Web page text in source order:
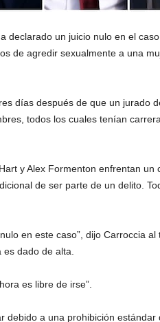
declarado un juicio nulo en el
​​de agredir sexualmente a una
días después de que un jurado
todos los cuales tenían
y Alex Formenton enfrentan un
de ser parte de un delito.
en este caso”, dijo Carroccia al
dado de alta.
es libre de irse”.
debido a una prohibición estándar